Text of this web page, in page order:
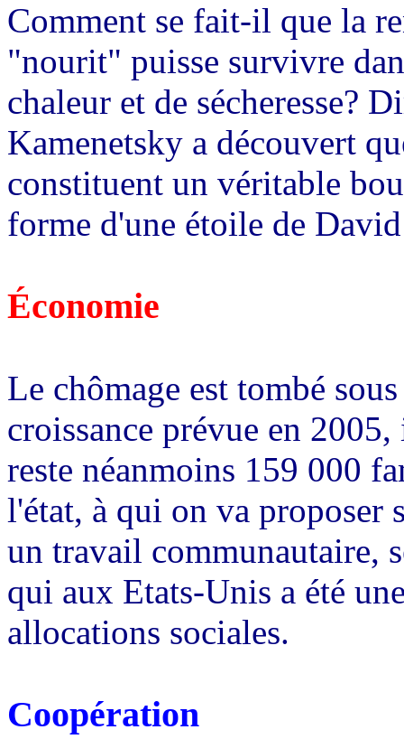
Comment se fait-il que la
"nourit" puisse survivre
chaleur et de sécheresse?
Kamenetsky a découvert
constituent un véritable
forme d'une étoile de
Économie
Le chômage est tombé
croissance prévue en
reste néanmoins 159 000
l'état, à qui on va
un travail communautaire,
qui aux Etats-Unis a été
allocations sociales.
Coopération